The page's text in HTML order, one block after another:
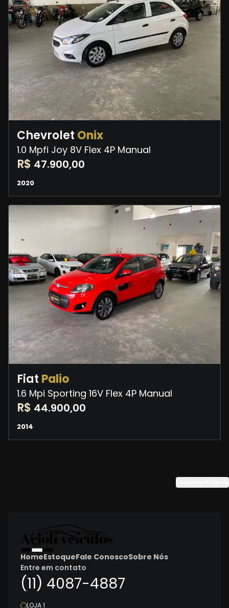
Chevrolet Onix
1.0 Mpfi Joy 8V Flex 4P Manual
R$ 47.900,00
2020
Fiat Palio
1.6 Mpi Sporting 16V Flex 4P Manual
R$ 44.900,00
2014
HomeEstoqueFale ConoscoSobre Nós
Entre em contato
(11) 4087-4887
LOJA 1